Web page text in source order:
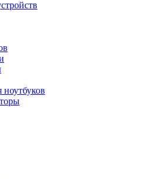
ноутбуков